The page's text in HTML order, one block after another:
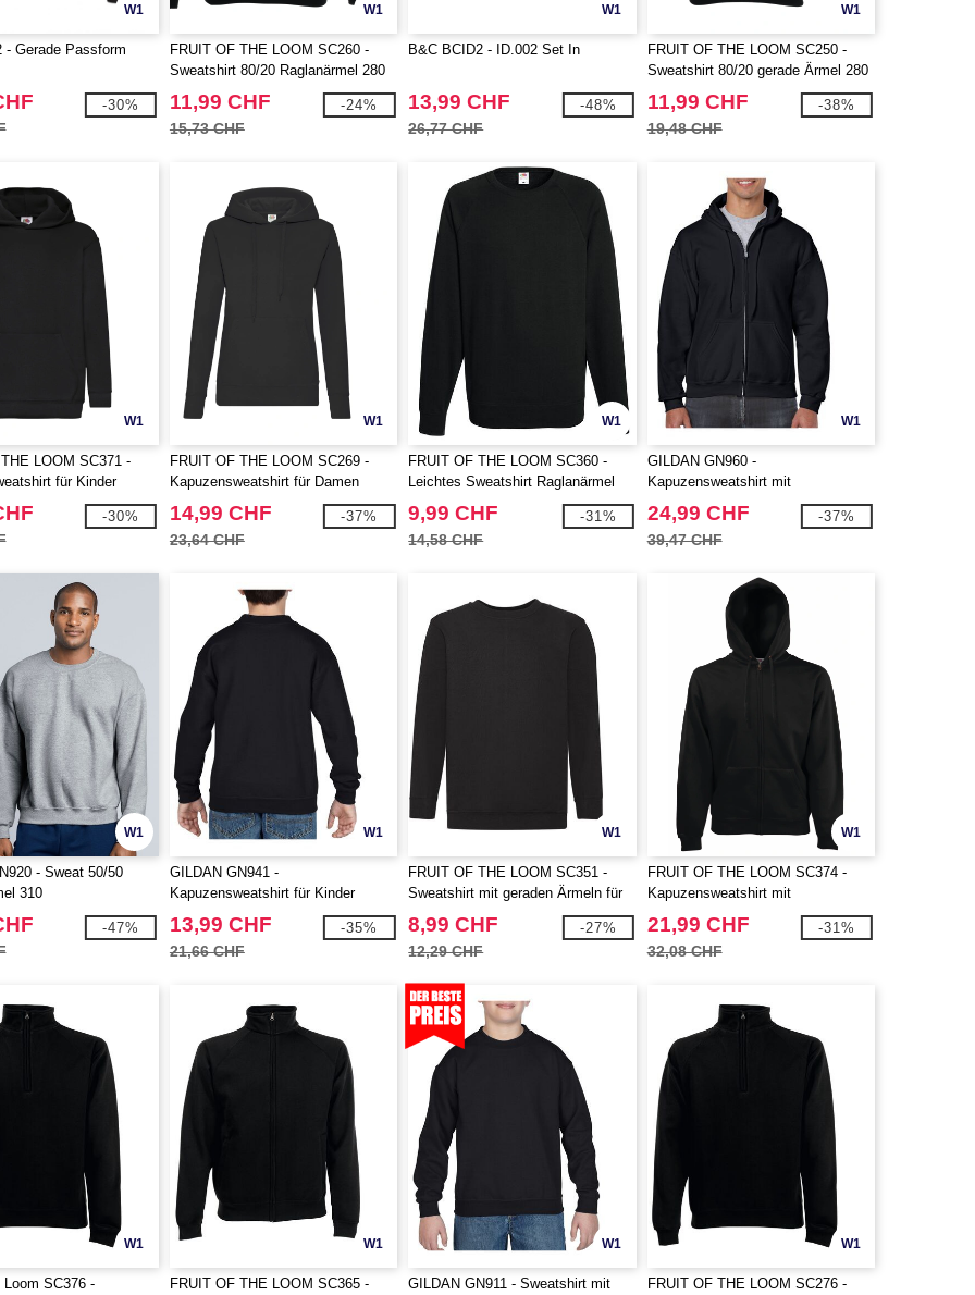
W1
- Gerade Passform
-30%
W1
FRUIT OF THE LOOM SC260 -
Sweatshirt 80/20 Raglanärmel 280
11,99 CHF
15,73 CHF
-24%
W1
B&C BCID2 - ID.002 Set In
13,99 CHF
26,77 CHF
-48%
W1
FRUIT OF THE LOOM SC250 -
Sweatshirt 80/20 gerade Ärmel 280
11,99 CHF
19,48 CHF
-38%
W1
LOOM SC371 -
für Kinder
-30%
W1
FRUIT OF THE LOOM SC269 -
Kapuzensweatshirt für Damen
14,99 CHF
23,64 CHF
-37%
W1
FRUIT OF THE LOOM SC360 -
Leichtes Sweatshirt Raglanärmel
9,99 CHF
14,58 CHF
-31%
W1
GILDAN GN960 -
Kapuzensweatshirt mit
durchgehendem Reißverschluss
24,99 CHF
39,47 CHF
-37%
W1
- Sweat 50/50
310
-47%
W1
GILDAN GN941 -
Kapuzensweatshirt für Kinder
13,99 CHF
21,66 CHF
-35%
W1
FRUIT OF THE LOOM SC351 -
Sweatshirt mit geraden Ärmeln für
Kinder
8,99 CHF
12,29 CHF
-27%
W1
FRUIT OF THE LOOM SC374 -
Kapuzensweatshirt mit
durchgehendem Reißverschluss
280
21,99 CHF
32,08 CHF
-31%
W1
Loom SC376 -
W1
FRUIT OF THE LOOM SC365 -
W1
GILDAN GN911 - Sweatshirt mit
W1
FRUIT OF THE LOOM SC276 -